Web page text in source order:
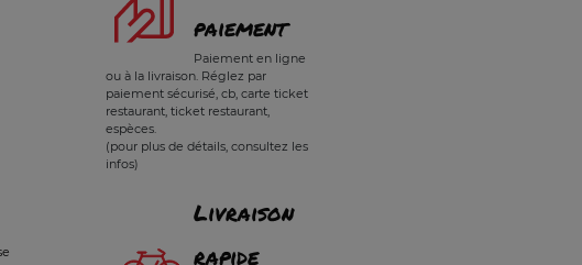
paiement
Paiement en ligne
ou à la livraison. Réglez par
paiement sécurisé, cb, carte ticket
restaurant, ticket restaurant,
espèces.
(pour plus de détails, consultez les
infos)
Livraison
rapide